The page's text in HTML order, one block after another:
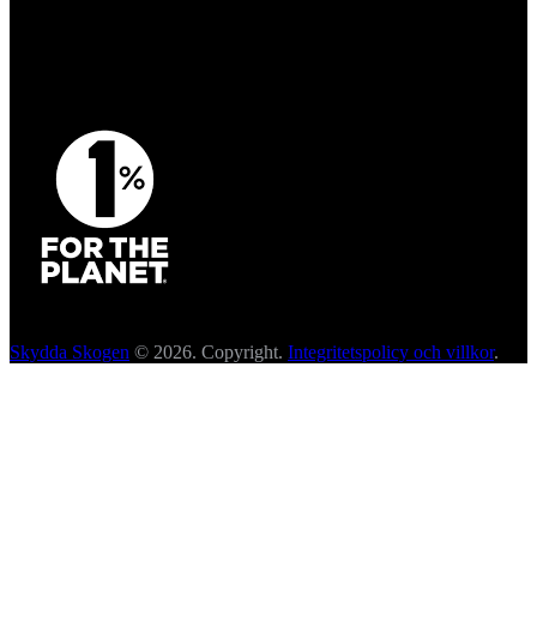
Skydda Skogen © 2026. Copyright. Integritetspolicy och villkor.